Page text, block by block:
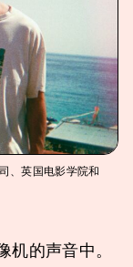
、英国电影学院和
的声音中。